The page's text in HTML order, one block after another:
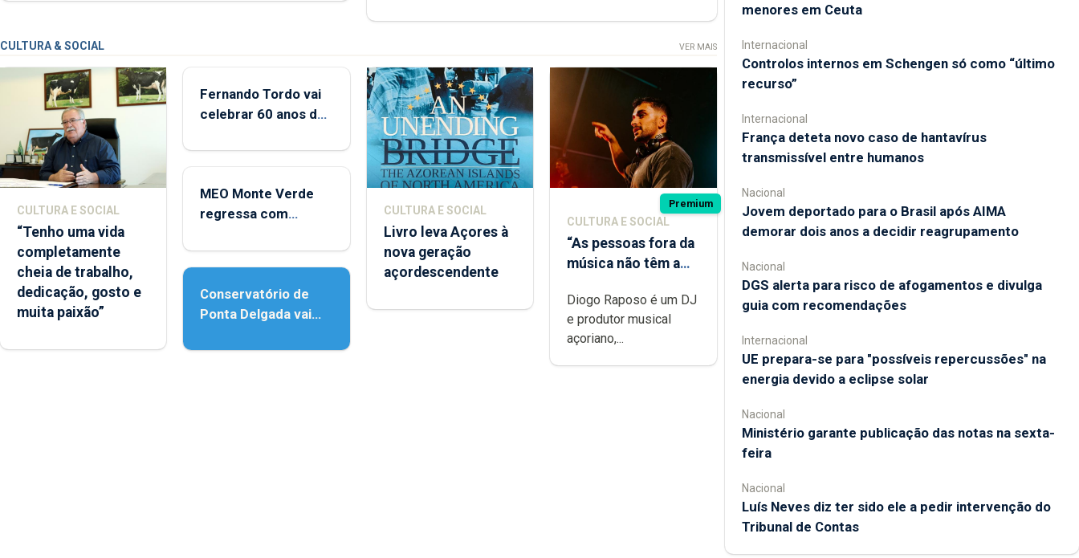
CULTURA & SOCIAL VER MAIS
CULTURA E SOCIAL
“Tenho uma vida
completamente
cheia de trabalho,
dedicação, gosto e
muita paixão”
Fernando Tordo vai
celebrar 60 anos de
Micaelense
MEO Monte Verde
regressa com
acessibilidade
Conservatório de
Ponta Delgada vai
instrumentos
CULTURA E SOCIAL
Livro leva Açores à
nova geração
açordescendente
Premium
CULTURA E SOCIAL
“As pessoas fora da
música não têm a
difícil é produzir
uma música”
Diogo Raposo é um DJ
e produtor musical
açoriano,...
menores em Ceuta
Internacional
Controlos internos em Schengen só como “último
recurso”
Internacional
França deteta novo caso de hantavírus
transmissível entre humanos
Nacional
Jovem deportado para o Brasil após AIMA
demorar dois anos a decidir reagrupamento
Nacional
DGS alerta para risco de afogamentos e divulga
guia com recomendações
Internacional
UE prepara-se para "possíveis repercussões" na
energia devido a eclipse solar
Nacional
Ministério garante publicação das notas na sexta-
feira
Nacional
Luís Neves diz ter sido ele a pedir intervenção do
Tribunal de Contas